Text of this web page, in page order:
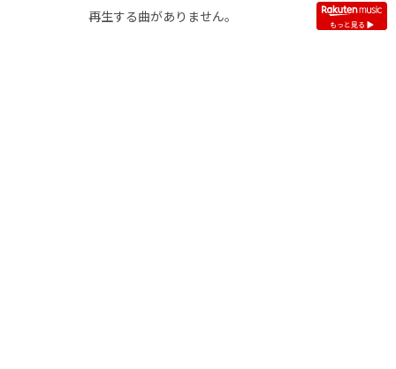
再生する曲がありません。 もっと見る